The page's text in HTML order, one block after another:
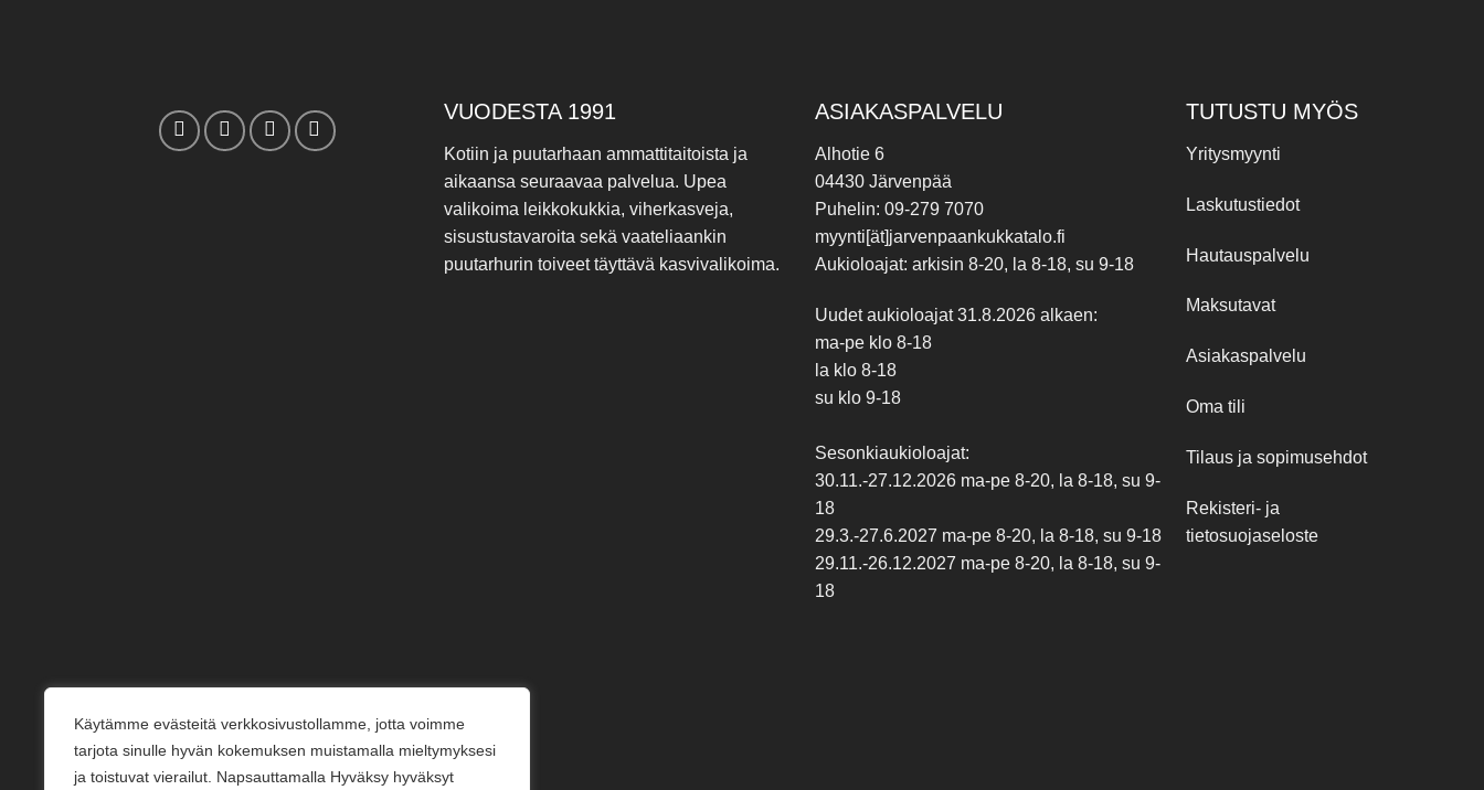
Käytämme evästeitä verkkosivustollamme, jotta voimme
tarjota sinulle hyvän kokemuksen muistamalla mieltymyksesi
ja toistuvat vierailut. Napsauttamalla Hyväksy hyväksyt
sivulla.
VUODESTA 1991
Kotiin ja puutarhaan ammattitaitoista ja
aikaansa seuraavaa palvelua. Upea
valikoima leikkokukkia, viherkasveja,
sisustustavaroita sekä vaateliaankin
puutarhurin toiveet täyttävä kasvivalikoima.
ASIAKASPALVELU
Alhotie 6
04430 Järvenpää
Puhelin: 09-279 7070
myynti[ät]jarvenpaankukkatalo.fi
Aukioloajat: arkisin 8-20, la 8-18, su 9-18
Uudet aukioloajat 31.8.2026 alkaen:
ma-pe klo 8-18
la klo 8-18
su klo 9-18
Sesonkiaukioloajat:
30.11.-27.12.2026 ma-pe 8-20, la 8-18, su 9-
18
29.3.-27.6.2027 ma-pe 8-20, la 8-18, su 9-18
29.11.-26.12.2027 ma-pe 8-20, la 8-18, su 9-
18
TUTUSTU MYÖS
Yritysmyynti
Laskutustiedot
Hautauspalvelu
Maksutavat
Asiakaspalvelu
Oma tili
Tilaus ja sopimusehdot
Rekisteri- ja
tietosuojaseloste